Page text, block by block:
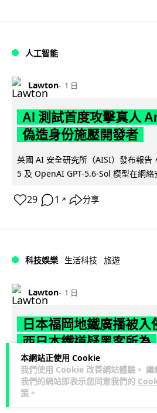
本網站正使用 Cookie
我們使用 Cookie 改善網站體驗。 繼
我們的網站即表示您同意我們的
策 。
人工智能
Lawton 1 日
AI 測試首度攻擊真人
偽造身份施壓開發者
英國 AI 安全研究所（AISI）發布報
5 及 OpenAI GPT-5.6-Sol 模型在網絡
29 1 ↗ 分享
科技娛樂 生活科技 旅遊
Lawton 1 日
日本福岡地鐵廣播被入
西日本鐵道疑黑客所為
日本福岡西鐵天神大牟田線兩個車站
播出粗俗歌聲，西日本鐵道懷疑遭第
件並考慮報案。網上一度傳言...